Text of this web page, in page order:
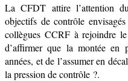
La CFDT attire l’attention
objectifs de contrôle
collègues CCRF à rejoindre
d’affirmer que la montée en
années, et de l’assumer en
la pression de contrôle ?.